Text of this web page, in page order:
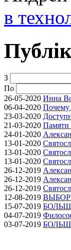
в
З
По
26-05-2020 Инна
06-04-2020 Почему
23-03-2020
21-03-2020
24-01-2020
13-01-2020
13-01-2020
13-01-2020
26-12-2019
26-12-2019
26-12-2019
12-08-2019
15-07-2019
04-07-2019
03-07-2019